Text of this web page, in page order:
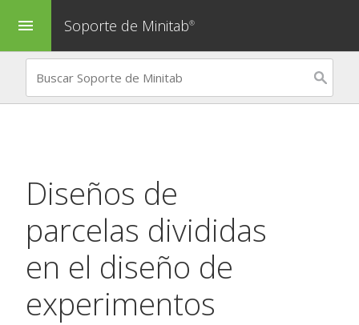
menu Soporte de Minitab®
Diseños de
parcelas divididas
en el diseño de
experimentos